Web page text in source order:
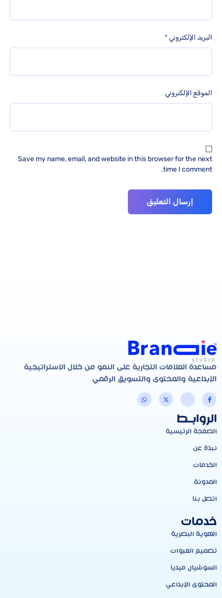
البريد الإلكتروني*
الموقع الإلكتروني
Save my name, email, and website in this browser for the next
time I comment.
مساعدة العلامات التجارية على النمو من خلال الاستراتيجية
الإبداعية والمحتوى والتسويق الرقمي
الروابـط
الصفحة الرئيسية
نبذة عن
الخدمات
المدونة
اتصل بنا
خدمات
الهوية البصرية
تصميم العبوات
السوشيال ميديا
المحتوى الإبداعي